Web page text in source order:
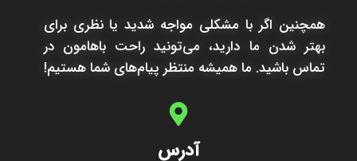
همچنین اگر با مشکلی مواجه شدید یا نظری برای
بهتر شدن ما دارید، می‌تونید راحت باهامون در
تماس باشید. ما همیشه منتظر پیام‌های شما هستیم!
آدرس